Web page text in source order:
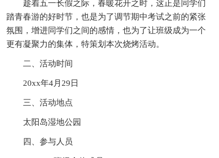
趁着五一长假之际，春暖花开之时，这正是同学们
踏青春游的好时节，也是为了调节期中考试之前的紧张
氛围，增进同学们之间的感情，也为了让班级成为一个
更有凝聚力的集体，特策划本次烧烤活动。
二、活动时间
20xx年4月29日
三、活动地点
太阳岛湿地公园
四、参与人员